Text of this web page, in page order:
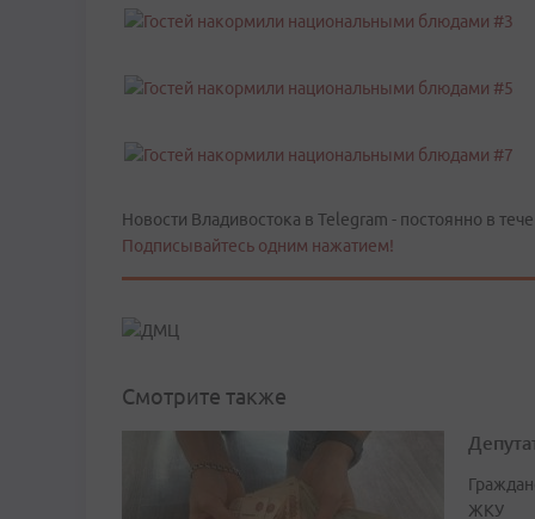
Новости Владивостока в Telegram - постоянно в
Подписывайтесь одним нажатием!
Смотрите также
ЖКУ